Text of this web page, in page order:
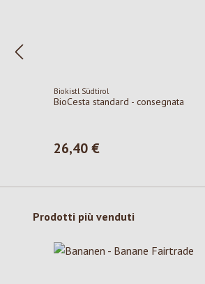
Biokistl Südtirol
BioCesta standard - consegnata
Prezzo normale:
26,40 €
Salta la galleria dei prodotti
Prodotti più venduti